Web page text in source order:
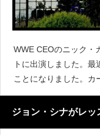
WWE CEOのニック・
トに出演しました。
ことになりました。カ
て聞かれ、いずれ復帰
た。「内側にいると、
ジョン・シナがレッ